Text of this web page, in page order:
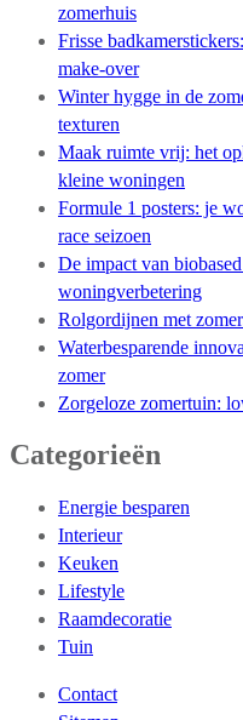
zomerhuis
Frisse
make-over
Winter hygge in de
texturen
Maak ruimte vrij: het
kleine woningen
Formule 1 posters: je
race seizoen
De impact van
woningverbetering
Rolgordijnen met
Waterbesparende
zomer
Zorgeloze zomertuin:
Categorieën
Energie besparen
Interieur
Keuken
Lifestyle
Raamdecoratie
Tuin
Contact